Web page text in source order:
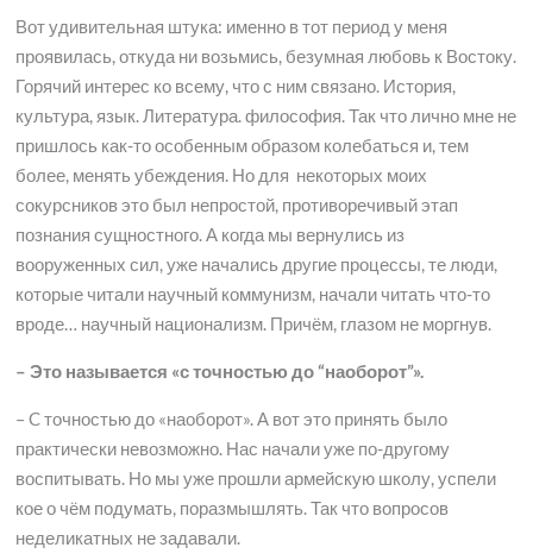
Вот удивительная штука: именно в тот период у меня
проявилась, откуда ни возьмись, безумная любовь к Востоку.
Горячий интерес ко всему, что с ним связано. История,
культура, язык. Литература. философия. Так что лично мне не
пришлось как-то особенным образом колебаться и, тем
более, менять убеждения. Но для некоторых моих
сокурсников это был непростой, противоречивый этап
познания сущностного. А когда мы вернулись из
вооруженных сил, уже начались другие процессы, те люди,
которые читали научный коммунизм, начали читать что-то
вроде… научный национализм. Причём, глазом не моргнув.
– Это называется «с точностью до “наоборот”».
– C точностью до «наоборот». А вот это принять было
практически невозможно. Нас начали уже по-другому
воспитывать. Но мы уже прошли армейскую школу, успели
кое о чём подумать, поразмышлять. Так что вопросов
неделикатных не задавали.